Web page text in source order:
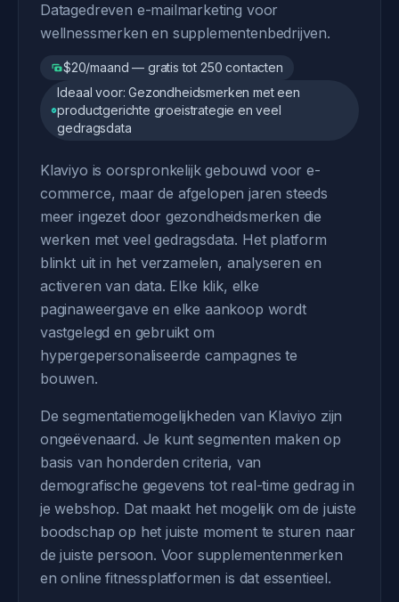
Datagedreven e-mailmarketing voor
wellnessmerken en supplementenbedrijven.
$20/maand — gratis tot 250 contacten
Ideaal voor: Gezondheidsmerken met een
productgerichte groeistrategie en veel
gedragsdata
Klaviyo is oorspronkelijk gebouwd voor e-
commerce, maar de afgelopen jaren steeds
meer ingezet door gezondheidsmerken die
werken met veel gedragsdata. Het platform
blinkt uit in het verzamelen, analyseren en
activeren van data. Elke klik, elke
paginaweergave en elke aankoop wordt
vastgelegd en gebruikt om
hypergepersonaliseerde campagnes te
bouwen.
De segmentatiemogelijkheden van Klaviyo zijn
ongeëvenaard. Je kunt segmenten maken op
basis van honderden criteria, van
demografische gegevens tot real-time gedrag in
je webshop. Dat maakt het mogelijk om de juiste
boodschap op het juiste moment te sturen naar
de juiste persoon. Voor supplementenmerken
en online fitnessplatformen is dat essentieel.